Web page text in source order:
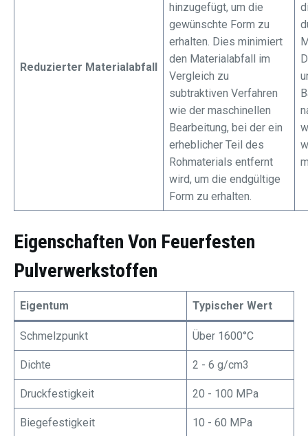
Reduzierter Materialabfall
hinzugefügt, um die
gewünschte Form zu
erhalten. Dies minimiert
den Materialabfall im
Vergleich zu
subtraktiven Verfahren
wie der maschinellen
Bearbeitung, bei der ein
erheblicher Teil des
Rohmaterials entfernt
wird, um die endgültige
Form zu erhalten.
Eigenschaften Von Feuerfesten
Pulverwerkstoffen
Eigentum Typischer Wert
Schmelzpunkt Über 1600°C
Dichte 2 - 6 g/cm3
Druckfestigkeit 20 - 100 MPa
Biegefestigkeit 10 - 60 MPa